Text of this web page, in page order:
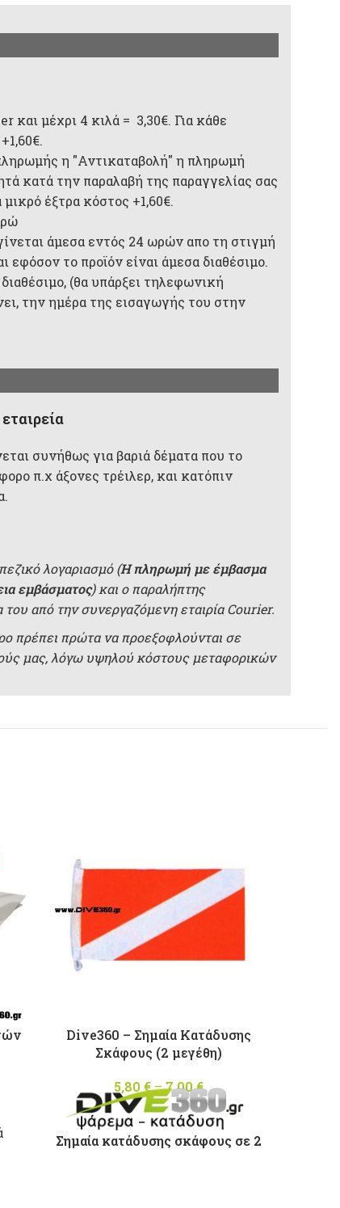
και μέχρι 4 κιλά = 3,30€. Για κάθε
η "Αντικαταβολή" η πληρωμή
κατά την παραλαβή της παραγγελίας σας
έξτρα κόστος +1,60€.
άμεσα εντός 24 ωρών απο τη στιγμή
εφόσον το προϊόν είναι άμεσα διαθέσιμο.
(θα υπάρξει τηλεφωνική
την ημέρα της εισαγωγής του στην
συνήθως για βαριά δέματα που το
π.χ άξονες τρέιλερ, και κατόπιν
λογαριασμό (Η πληρωμή με έμβασμα
εμβάσματος) και ο παραλήπτης
του από την συνεργαζόμενη εταιρία Courier.
πρέπει πρώτα να προεξοφλούνται σε
μας, λόγω υψηλού κόστους μεταφορικών
Dive360 – Σημαία Κατάδυσης
Σκάφους (2 μεγέθη)
5,80€–7,00€
Price
range:
5,80 €
through
Σημαία κατάδυσης σκάφους σε 2